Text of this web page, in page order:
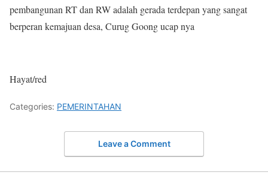
pembangunan RT dan RW adalah gerada terdepan yang sangat
berperan kemajuan desa, Curug Goong ucap nya
Hayat/red
Categories: PEMERINTAHAN
Leave a Comment